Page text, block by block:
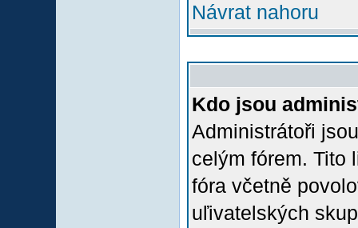
Návrat nahoru
Kdo jsou
Administrátoři
celým fórem. Tito
fóra včetně
uľivatelských